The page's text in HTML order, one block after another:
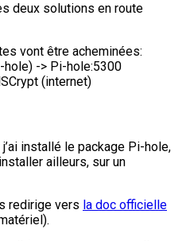
deux solutions en route
vont être acheminées:
-> Pi-hole:5300
(internet)
installé le package Pi-hole,
ailleurs, sur un
redirige vers la doc officielle